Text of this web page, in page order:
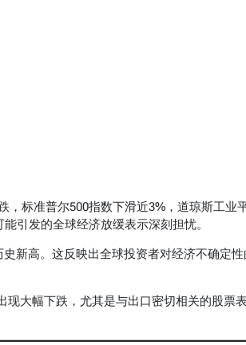
，标准普尔500指数下滑近3%，道琼斯工业
引发的全球经济放缓表示深刻担忧。
新高。这反映出全球投资者对经济不确定
现大幅下跌，尤其是与出口密切相关的股票